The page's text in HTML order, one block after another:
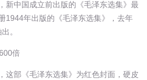
新中国成立前出版的《毛泽东选集》最
1944年出版的《毛泽东选集》，去年
。
倍
部《毛泽东选集》为红色封面，硬皮